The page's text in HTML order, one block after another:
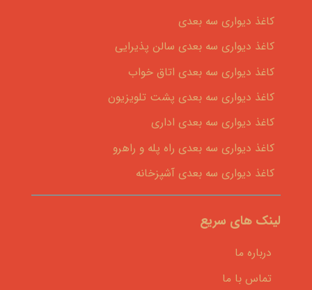
کاغذ دیواری سه بعدی
کاغذ دیواری سه بعدی سالن پذیرایی
کاغذ دیواری سه بعدی اتاق خواب
کاغذ دیواری سه بعدی پشت تلویزیون
کاغذ دیواری سه بعدی اداری
کاغذ دیواری سه بعدی راه پله و راهرو
کاغذ دیواری سه بعدی آشپزخانه
لینک های سریع
درباره ما
تماس با ما